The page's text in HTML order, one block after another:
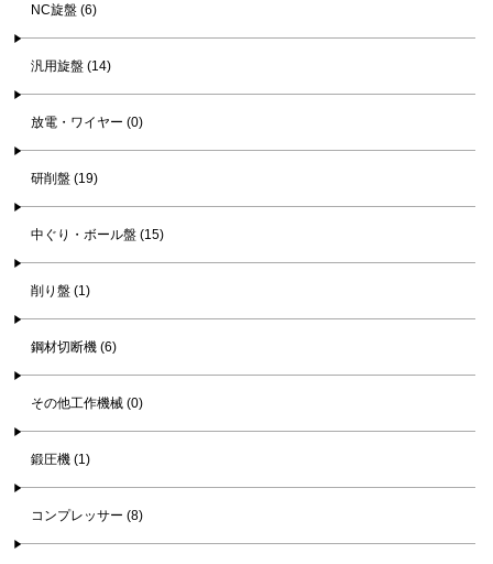
NC旋盤 (6)
汎用旋盤 (14)
放電・ワイヤー (0)
研削盤 (19)
中ぐり・ボール盤 (15)
削り盤 (1)
鋼材切断機 (6)
その他工作機械 (0)
鍛圧機 (1)
コンプレッサー (8)